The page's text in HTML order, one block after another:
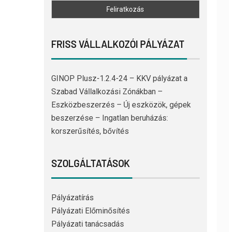
FRISS VÁLLALKOZÓI PÁLYÁZAT
GINOP Plusz-1.2.4-24 – KKV pályázat a
Szabad Vállalkozási Zónákban –
Eszközbeszerzés – Új eszközök, gépek
beszerzése – Ingatlan beruházás:
korszerűsítés, bővítés
SZOLGÁLTATÁSOK
Pályázatírás
Pályázati Előminősítés
Pályázati tanácsadás